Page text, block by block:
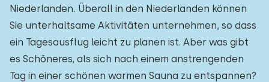
Kindermöbel
Eingezäunter Garten
Niederlanden. Überall in den Niederlanden können
Sie unterhaltsame Aktivitäten unternehmen, so dass
ein Tagesausflug leicht zu planen ist. Aber was gibt
es Schöneres, als sich nach einem anstrengenden
Tag in einer schönen warmen Sauna zu entspannen?